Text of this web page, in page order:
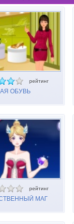
рейтинг
ОБУВЬ
рейтинг
МАГ